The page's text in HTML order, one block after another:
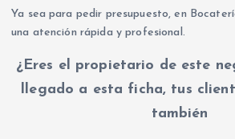
Ya sea para pedir presupuesto, en
una atención rápida y profesional.
¿Eres el propietario de este
llegado a esta ficha, tus
también